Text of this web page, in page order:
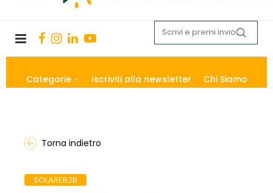
Categorie Iscriviti alla newsletter Chi Siamo
Torna indietro
SOLAREB2B